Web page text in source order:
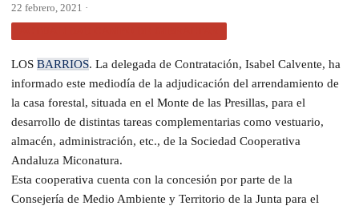
22 febrero, 2021 ·
LOS BARRIOS. La delegada de Contratación, Isabel Calvente, ha
informado este mediodía de la adjudicación del arrendamiento de
la casa forestal, situada en el Monte de las Presillas, para el
desarrollo de distintas tareas complementarias como vestuario,
almacén, administración, etc., de la Sociedad Cooperativa
Andaluza Miconatura.
Esta cooperativa cuenta con la concesión por parte de la
Consejería de Medio Ambiente y Territorio de la Junta para el